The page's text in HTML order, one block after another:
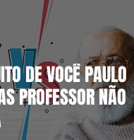
DE VOCÊ PAULO
PROFESSOR NÃO